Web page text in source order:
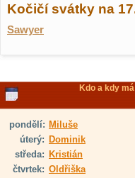
Kočičí svátky na
Sawyer
Kdo a kdy
pondělí: Miluše
úterý: Dominik
středa: Kristián
čtvrtek: Oldřiška